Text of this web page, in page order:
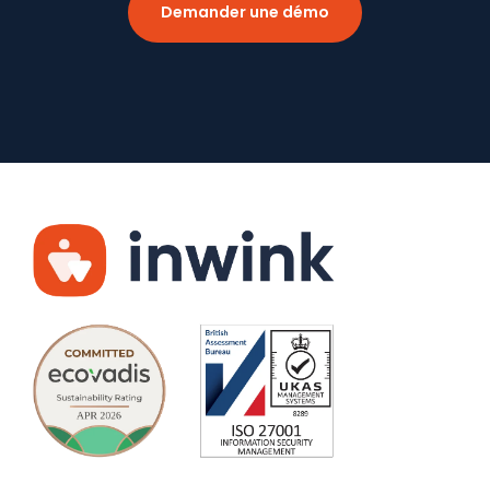
Demander une démo